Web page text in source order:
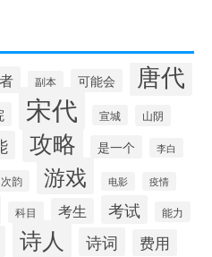
副本 可能会 唐代
宋代 宣城 山阴
攻略 是一个 李白
次韵 游戏 电影 疫情
科目 考生 考试 能力
诗人 诗词 费用